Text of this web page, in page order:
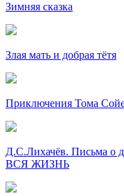
Зимняя сказка
Злая мать и добрая тётя
Приключения Тома
Д.С.Лихачёв. Письма
ВСЯ ЖИЗНЬ